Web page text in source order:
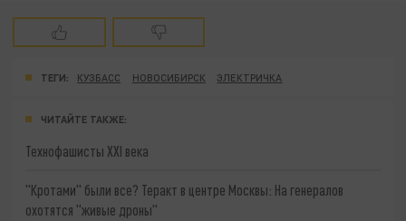
ТЕГИ: КУЗБАСС НОВОСИБИРСК ЭЛЕКТРИЧКА
ЧИТАЙТЕ ТАКЖЕ:
Технофашисты XXI века
"Кротами" были все? Теракт в центре Москвы: На генералов
охотятся "живые дроны"